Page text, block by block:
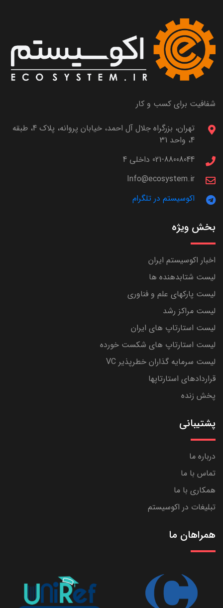
شفافیت برای کسب و کار
تهران، بزرگراه جلال آل احمد، خیابان پروانه، پلاک 4، طبقه
4، واحد 31
021-88008044 داخلی 4
Info@ecosystem.ir
اکوسیستم در تلگرام
بخش ویژه
اخبار اکوسیستم ایران
لیست شتابدهنده ها
لیست پارکهای علم و فناوری
لیست مراکز رشد
لیست استارتاپ های ایران
لیست استارتاپ های شکست خورده
لیست سرمایه گذاران خطرپذیر VC
قراردادهای استارتاپها
پخش زنده
پشتیبانی
درباره ما
تماس با ما
همکاری با ما
تبلیغات در اکوسیستم
همراهان ما